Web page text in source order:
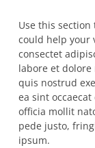
Use this
could help your
consectet
labore et
quis nostrud
ea sint
officia mollit
pede justo,
ipsum.